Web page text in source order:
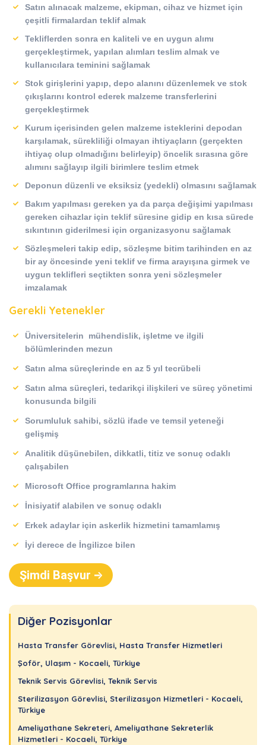
Satın alınacak malzeme, ekipman, cihaz ve hizmet için
çeşitli firmalardan teklif almak
Tekliflerden sonra en kaliteli ve en uygun alımı
gerçekleştirmek, yapılan alımları teslim almak ve
kullanıcılara teminini sağlamak
Stok girişlerini yapıp, depo alanını düzenlemek ve stok
çıkışlarını kontrol ederek malzeme transferlerini
gerçekleştirmek
Kurum içerisinden gelen malzeme isteklerini depodan
karşılamak, sürekliliği olmayan ihtiyaçların (gerçekten
ihtiyaç olup olmadığını belirleyip) öncelik sırasına göre
alımını sağlayıp ilgili birimlere teslim etmek
Deponun düzenli ve eksiksiz (yedekli) olmasını sağlamak
Bakım yapılması gereken ya da parça değişimi yapılması
gereken cihazlar için teklif süresine gidip en kısa sürede
sıkıntının giderilmesi için organizasyonu sağlamak
Sözleşmeleri takip edip, sözleşme bitim tarihinden en az
bir ay öncesinde yeni teklif ve firma arayışına girmek ve
uygun teklifleri seçtikten sonra yeni sözleşmeler
imzalamak
Gerekli Yetenekler
Üniversitelerin mühendislik, işletme ve ilgili
bölümlerinden mezun
Satın alma süreçlerinde en az 5 yıl tecrübeli
Satın alma süreçleri, tedarikçi ilişkileri ve süreç yönetimi
konusunda bilgili
Sorumluluk sahibi, sözlü ifade ve temsil yeteneği
gelişmiş
Analitik düşünebilen, dikkatli, titiz ve sonuç odaklı
çalışabilen
Microsoft Office programlarına hakim
İnisiyatif alabilen ve sonuç odaklı
Erkek adaylar için askerlik hizmetini tamamlamış
İyi derece de İngilizce bilen
Şimdi Başvur
Diğer Pozisyonlar
Hasta Transfer Görevlisi, Hasta Transfer Hizmetleri
Şoför, Ulaşım - Kocaeli, Türkiye
Teknik Servis Görevlisi, Teknik Servis
Sterilizasyon Görevlisi, Sterilizasyon Hizmetleri - Kocaeli,
Türkiye
Ameliyathane Sekreteri, Ameliyathane Sekreterlik
Hizmetleri - Kocaeli, Türkiye